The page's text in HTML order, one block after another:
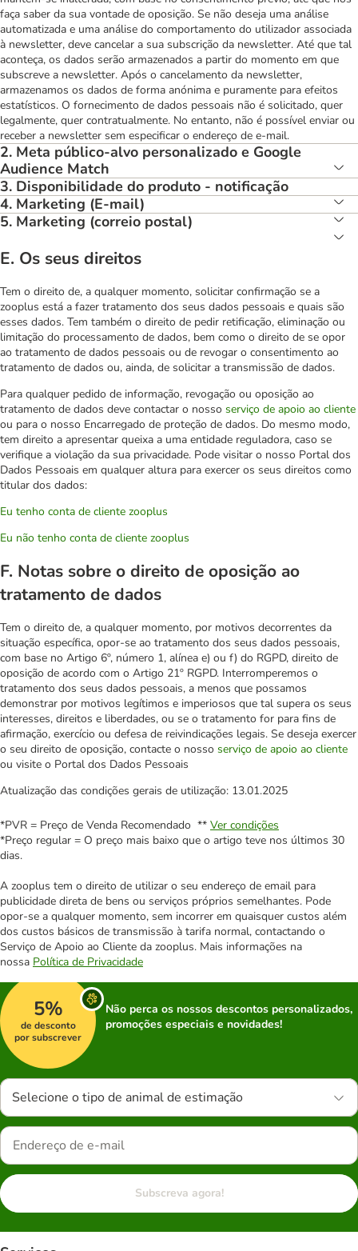
faça saber da sua vontade de oposição. Se não deseja uma análise
automatizada e uma análise do comportamento do utilizador associada
à newsletter, deve cancelar a sua subscrição da newsletter. Até que tal
aconteça, os dados serão armazenados a partir do momento em que
subscreve a newsletter. Após o cancelamento da newsletter,
armazenamos os dados de forma anónima e puramente para efeitos
estatísticos. O fornecimento de dados pessoais não é solicitado, quer
legalmente, quer contratualmente. No entanto, não é possível enviar ou
receber a newsletter sem especificar o endereço de e-mail.
2. Meta público-alvo personalizado e Google
Audience Match
3. Disponibilidade do produto - notificação
4. Marketing (E-mail)
5. Marketing (correio postal)
E. Os seus direitos
Tem o direito de, a qualquer momento, solicitar confirmação se a
zooplus está a fazer tratamento dos seus dados pessoais e quais são
esses dados. Tem também o direito de pedir retificação, eliminação ou
limitação do processamento de dados, bem como o direito de se opor
ao tratamento de dados pessoais ou de revogar o consentimento ao
tratamento de dados ou, ainda, de solicitar a transmissão de dados.
Para qualquer pedido de informação, revogação ou oposição ao
tratamento de dados deve contactar o nosso serviço de apoio ao cliente
ou para o nosso Encarregado de proteção de dados. Do mesmo modo,
tem direito a apresentar queixa a uma entidade reguladora, caso se
verifique a violação da sua privacidade. Pode visitar o nosso Portal dos
Dados Pessoais em qualquer altura para exercer os seus direitos como
titular dos dados:
Eu tenho conta de cliente zooplus
Eu não tenho conta de cliente zooplus
F. Notas sobre o direito de oposição ao
tratamento de dados
Tem o direito de, a qualquer momento, por motivos decorrentes da
situação específica, opor-se ao tratamento dos seus dados pessoais,
com base no Artigo 6º, número 1, alínea e) ou f) do RGPD, direito de
oposição de acordo com o Artigo 21º RGPD. Interromperemos o
tratamento dos seus dados pessoais, a menos que possamos
demonstrar por motivos legítimos e imperiosos que tal supera os seus
interesses, direitos e liberdades, ou se o tratamento for para fins de
afirmação, exercício ou defesa de reivindicações legais. Se deseja exercer
o seu direito de oposição, contacte o nosso serviço de apoio ao cliente
ou visite o Portal dos Dados Pessoais
Atualização das condições gerais de utilização: 13.01.2025
*PVR = Preço de Venda Recomendado ** Ver condições
*Preço regular = O preço mais baixo que o artigo teve nos últimos 30
dias.
A zooplus tem o direito de utilizar o seu endereço de email para
publicidade direta de bens ou serviços próprios semelhantes. Pode
opor-se a qualquer momento, sem incorrer em quaisquer custos além
dos custos básicos de transmissão à tarifa normal, contactando o
Serviço de Apoio ao Cliente da zooplus. Mais informações na
nossa Política de Privacidade
5%
de desconto
por subscrever
Não perca os nossos descontos personalizados,
promoções especiais e novidades!
Selecione o tipo de animal de estimação
Subscreva agora!